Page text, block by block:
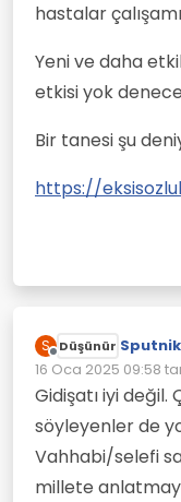
hastalar
Yeni ve daha
etkisi yok
Bir tanesi şu
https://
S
Çevrimdışı
Düşünür Sputnik
16 Oca 2025 09:58
Son düzenleyen:
Gidişatı iyi değil.
söyleyenler de
Vahhabi/selefi
millete